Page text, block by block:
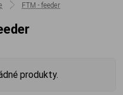
FTM - feeder
produkty.